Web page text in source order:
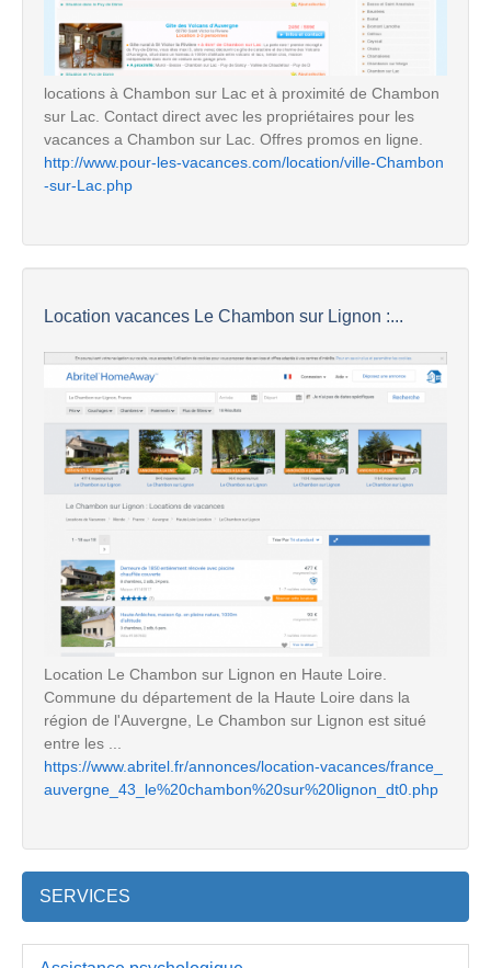
locations à Chambon sur Lac et à proximité de Chambon
sur Lac. Contact direct avec les propriétaires pour les
vacances a Chambon sur Lac. Offres promos en ligne.
http://www.pour-les-vacances.com/location/ville-Chambon
-sur-Lac.php
Location vacances Le Chambon sur Lignon :...
Location Le Chambon sur Lignon en Haute Loire.
Commune du département de la Haute Loire dans la
région de l'Auvergne, Le Chambon sur Lignon est situé
entre les ...
https://www.abritel.fr/annonces/location-vacances/france_
auvergne_43_le%20chambon%20sur%20lignon_dt0.php
SERVICES